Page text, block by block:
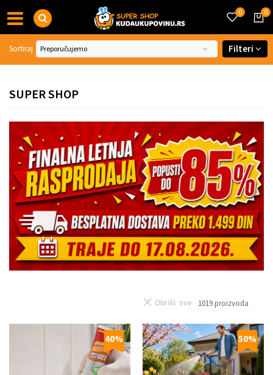
0
0
SUPER SHOP
Sortiraj Filteri
1019 proizvoda
Obriši sve
40% 50%